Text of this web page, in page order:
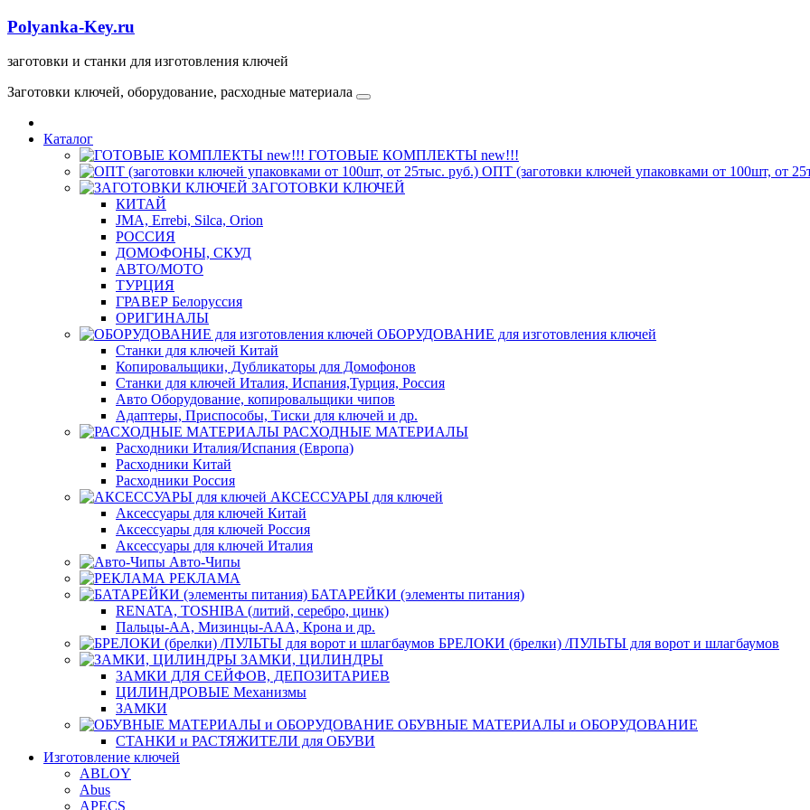
Polyanka-Key.ru
заготовки и станки для изготовления ключей
Заготовки ключей, оборудование, расходные материала
Каталог
ГОТОВЫЕ КОМПЛЕКТЫ new!!!
ОПТ (заготовки ключей упаковками от 100шт, от
ЗАГОТОВКИ КЛЮЧЕЙ
КИТАЙ
JMA, Errebi, Silca, Orion
РОССИЯ
ДОМОФОНЫ, СКУД
ABTO/МОТО
ТУРЦИЯ
ГРАВЕР Белоруссия
ОРИГИНАЛЫ
ОБОРУДОВАНИЕ для изготовления ключей
Станки для ключей Китай
Копировальщики, Дубликаторы для Домофонов
Станки для ключей Италия, Испания,Турция, Россия
Авто Оборудование, копировальщики чипов
Адаптеры, Приспособы, Тиски для ключей и др.
РАСХОДНЫЕ МАТЕРИАЛЫ
Расходники Италия/Испания (Европа)
Расходники Китай
Расходники Россия
АКСЕССУАРЫ для ключей
Аксессуары для ключей Китай
Аксессуары для ключей Россия
Аксессуары для ключей Италия
Авто-Чипы
РЕКЛАМА
БАТАРЕЙКИ (элементы питания)
RENATA, TOSHIBA (литий, серебро, цинк)
Пальцы-АА, Мизинцы-ААА, Крона и др.
БРЕЛОКИ (брелки) /ПУЛЬТЫ для ворот и шлагбаумов
ЗАМКИ, ЦИЛИНДРЫ
ЗАМКИ ДЛЯ СЕЙФОВ, ДЕПОЗИТАРИЕВ
ЦИЛИНДРОВЫЕ Механизмы
ЗАМКИ
ОБУВНЫЕ МАТЕРИАЛЫ и ОБОРУДОВАНИЕ
СТАНКИ и РАСТЯЖИТЕЛИ для ОБУВИ
Изготовление ключей
ABLOY
Abus
APECS